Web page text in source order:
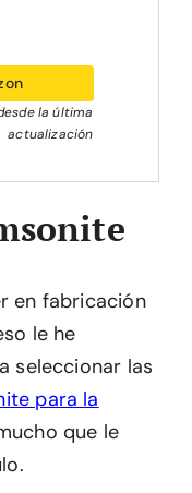
la última
actualización
en fabricación
le he
seleccionar las
para la
que le